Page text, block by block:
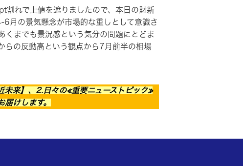
れで上値を遮りましたので、本日の財新
月の景気懸念が市場的な重しとして意識さ
くまでも景況感という気分の問題にとどま
らの反動高という観点から7月前半の相場
来】、2.日々の≪重要ニューストピック≫
けします。